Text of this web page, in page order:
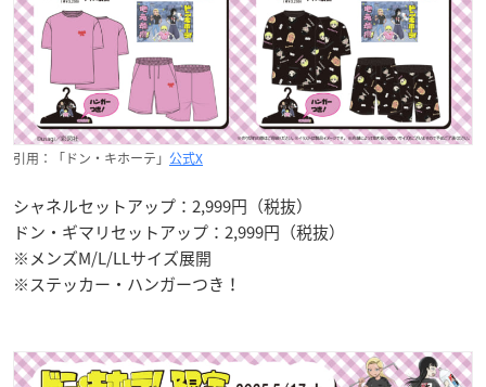
引用：「ドン・キホーテ」 公式X
シャネルセットアップ：2,999円（税抜）
ドン・ギマリセットアップ：2,999円（税抜）
※メンズM/L/LLサイズ展開
※ステッカー・ハンガーつき！